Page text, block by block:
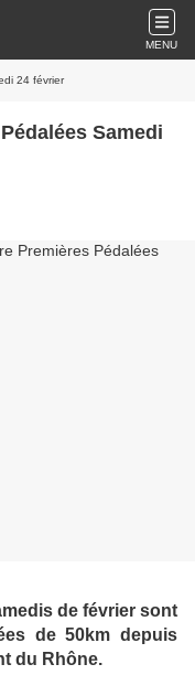
MENU
24 février
de février sont
de 50km depuis
du Rhône.